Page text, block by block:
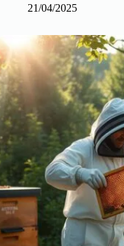
21/04/2025